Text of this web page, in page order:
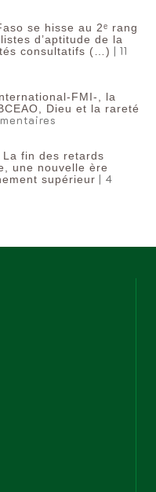
se hisse au 2ᵉ rang
d’aptitude de la
consultatifs (…) | 11
FMI-, la
Dieu et la rareté
fin des retards
une nouvelle ère
supérieur | 4